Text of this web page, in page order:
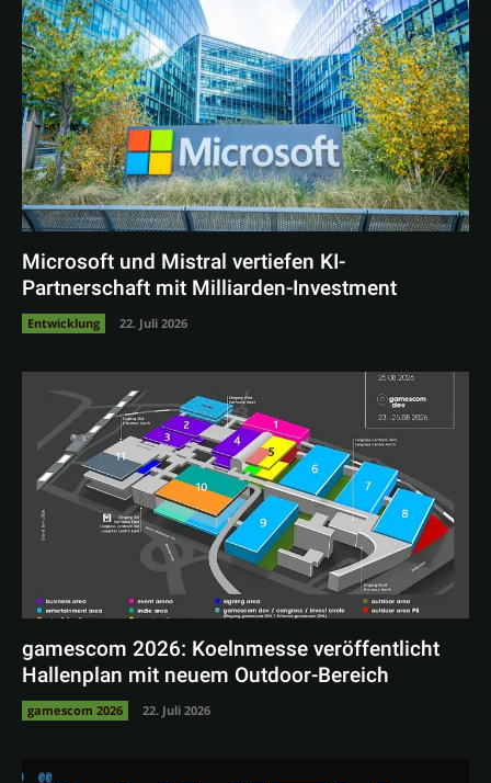
Microsoft und Mistral vertiefen KI-
Partnerschaft mit Milliarden-Investment
Entwicklung 22. Juli 2026
gamescom 2026: Koelnmesse veröffentlicht
Hallenplan mit neuem Outdoor-Bereich
gamescom 2026 22. Juli 2026